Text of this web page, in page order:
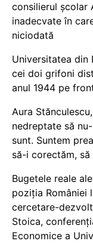
consilierul școlar
inadecvate în
niciodată
Universitatea din
cei doi grifoni
anul 1944 pe
Aura
nedreptate să
sunt. Suntem
să-i corectăm,
Bugetele reale
poziția României
cercetare-
Stoica,
Economice a